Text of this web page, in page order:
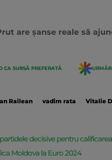
are șanse reale să
CA SURSĂ PREFERATĂ
Railean vadim rata Vitalie
decisive pentru
Moldova la Euro 2024